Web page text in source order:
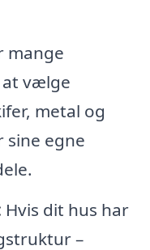
mange
vælge
metal og
sine egne
Hvis dit hus har
–